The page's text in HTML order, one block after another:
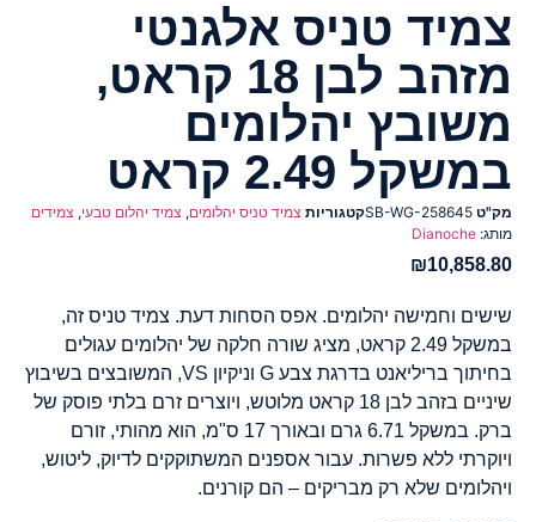
צמיד טניס אלגנטי
מזהב לבן 18 קראט,
משובץ יהלומים
במשקל 2.49 קראט
מק"ט SB-WG-258645קטגוריות צמיד טניס יהלומים, צמיד יהלום טבעי, צמידים
מותג: Dianoche
₪10,858.80
שישים וחמישה יהלומים. אפס הסחות דעת. צמיד טניס זה,
במשקל 2.49 קראט, מציג שורה חלקה של יהלומים עגולים
בחיתוך בריליאנט בדרגת צבע G וניקיון VS, המשובצים בשיבוץ
שיניים בזהב לבן 18 קראט מלוטש, ויוצרים זרם בלתי פוסק של
ברק. במשקל 6.71 גרם ובאורך 17 ס"מ, הוא מהותי, זורם
ויוקרתי ללא פשרות. עבור אספנים המשתוקקים לדיוק, ליטוש,
ויהלומים שלא רק מבריקים – הם קורנים.